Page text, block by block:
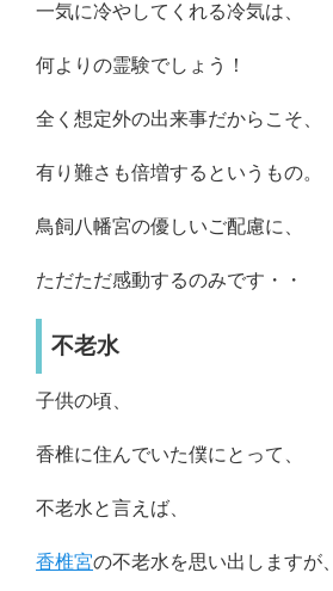
一気に冷やしてくれる冷気は、
何よりの霊験でしょう！
全く想定外の出来事だからこそ、
有り難さも倍増するというもの。
鳥飼八幡宮の優しいご配慮に、
ただただ感動するのみです・・
不老水
子供の頃、
香椎に住んでいた僕にとって、
不老水と言えば、
香椎宮の不老水を思い出しますが、